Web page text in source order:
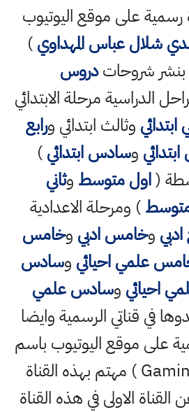
رسمية على موقع اليوتيوب
شلال عباس المهداوي)
شروحاتدروس
الدراسية مرحلة الابتدائي
ابتدائي وثالث ابتدائي ورابع
وسادس ابتدائي)
(اول متوسط وثاني
) ومرحلة الاعدادية
ادبي وخامس ادبي وخامس
علمي احيائي وسادس
احيائي وسادس علمي
في قناتي الرسمية وايضا
على موقع اليوتيوب باسم
( احمد مهدي Gaming ) مهتم بهذه القناة
الاولى في هذه القناة